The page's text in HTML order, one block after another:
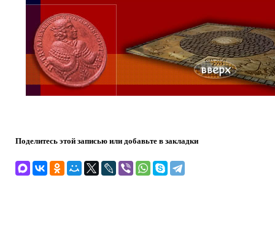
Поделитесь этой записью или добавьте в закладки